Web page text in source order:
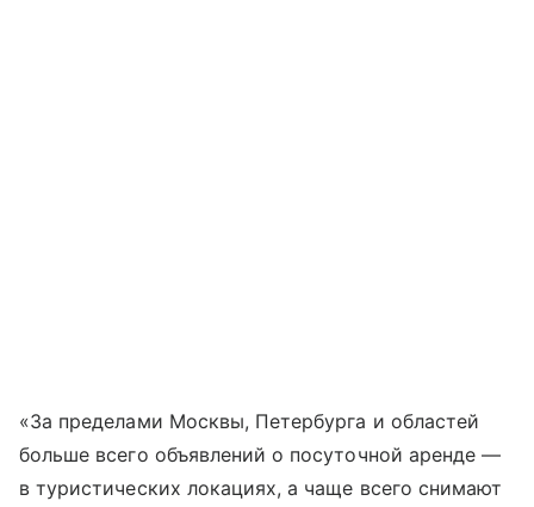
«За пределами Москвы, Петербурга и областей
больше всего объявлений о посуточной аренде —
в туристических локациях, а чаще всего снимают